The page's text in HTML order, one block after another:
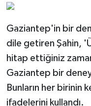
Gaziantep'in bir
dile getiren Şahin,
hitap ettiğiniz
Gaziantep bir
Bunların her birinin
ifadelerini kullandı.